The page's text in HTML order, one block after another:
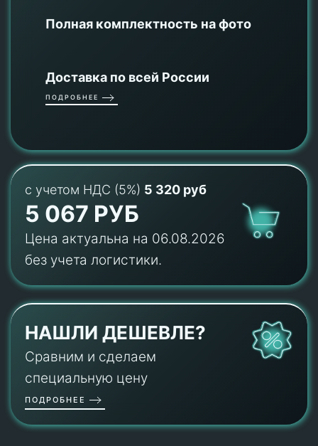
Полная комплектность на фото
Доставка по всей России
ПОДРОБНЕЕ
с учетом НДС (5%) 5 320 руб
5 067 РУБ
Цена актуальна на 06.08.2026
без учета логистики.
НАШЛИ ДЕШЕВЛЕ?
Сравним и сделаем
специальную цену
ПОДРОБНЕЕ